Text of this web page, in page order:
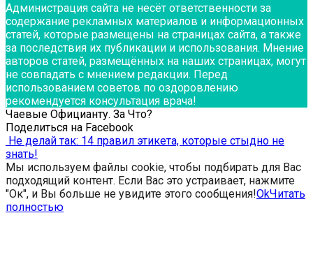
Администрация сайта не несёт ответственности за
содержание рекламных материалов и информационных
статей, которые размещены на страницах сайта, а также
за последствия их публикации и использования. Мнение
авторов статей, размещённых на наших страницах, могут
не совпадать с мнением редакции. Перед
использованием советов по оздоровлению
рекомендуется консультация врача!
Чаевые Официанту. За Что?
Поделиться на Facebook
Не делай так: 14 правил этикета, которые стыдно не
знать!
Мы используем файлы cookie, чтобы подбирать для Вас
подходящий контент. Если Вас это устраивает, нажмите
"Ок", и Вы больше не увидите этого сообщения!OkЧитать
полностью